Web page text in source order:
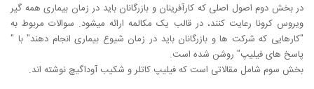
در بخش دوم اصول اصلی که کارآفرینان و بازرگانان باید در زمان بیماری همه گیر
ویروس کرونا رعایت کنند، در قالب یک مکالمه ارائه میشود. سوالات مربوط به
"کارهایی که شرکت ها و بازرگانان باید در زمان شیوع بیماری انجام دهند" با "
پاسخ های فیلیپ" روشن شده است.
بخش سوم شامل مقالاتی است که فیلیپ کاتلر و شکیب آوداگیچ نوشته اند.